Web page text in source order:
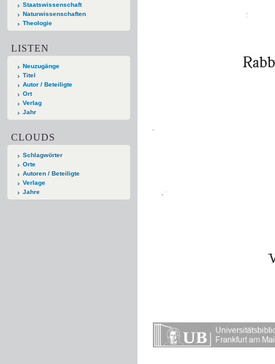
Staatswissenschaft
Naturwissenschaften
Theologie
LISTEN
Neuzugänge
Titel
Autor / Beteiligte
Ort
Verlag
Jahr
CLOUDS
Schlagwörter
Orte
Autoren / Beteiligte
Verlage
Jahre